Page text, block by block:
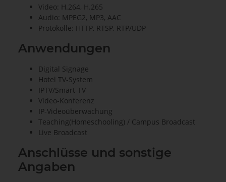
Video: H.264, H.265
Audio: MPEG2, MP3, AAC
Protokolle: HTTP, RTSP, RTP/UDP
Anwendungen
Digital Signage
Hotel TV-System
IPTV/Smart-TV
Video-Konferenz
IP-Videoüberwachung
Teaching(Homeschooling) / Campus Broadcast
Live Broadcast
Anschlüsse und sonstige
Angaben